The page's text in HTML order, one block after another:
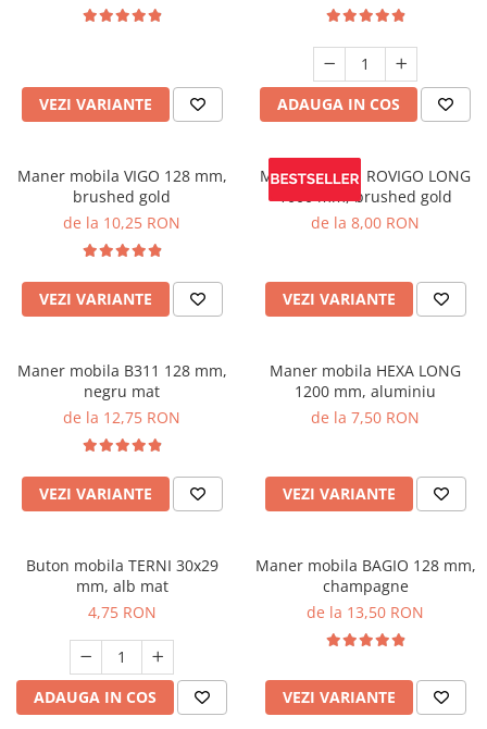
VEZI VARIANTE ADAUGA IN COS
Maner mobila VIGO 128 mm,
brushed gold
de la 10,25 RON
VEZI VARIANTE
Maner mobila ROVIGO LONG
1000 mm, brushed gold
de la 8,00 RON
VEZI VARIANTE
Maner mobila B311 128 mm,
negru mat
de la 12,75 RON
VEZI VARIANTE
Maner mobila HEXA LONG
1200 mm, aluminiu
de la 7,50 RON
VEZI VARIANTE
Buton mobila TERNI 30x29
mm, alb mat
4,75 RON
ADAUGA IN COS
Maner mobila BAGIO 128 mm,
champagne
de la 13,50 RON
VEZI VARIANTE